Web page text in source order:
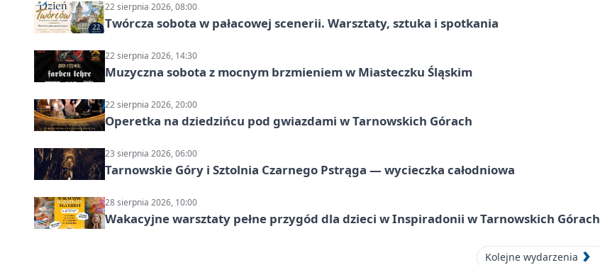
22 sierpnia 2026, 08:00
Twórcza sobota w pałacowej scenerii. Warsztaty, sztuka i spotkania
22 sierpnia 2026, 14:30
Muzyczna sobota z mocnym brzmieniem w Miasteczku Śląskim
22 sierpnia 2026, 20:00
Operetka na dziedzińcu pod gwiazdami w Tarnowskich Górach
23 sierpnia 2026, 06:00
Tarnowskie Góry i Sztolnia Czarnego Pstrąga — wycieczka całodniowa
28 sierpnia 2026, 10:00
Wakacyjne warsztaty pełne przygód dla dzieci w Inspiradonii w Tarnowskich Górach
Kolejne wydarzenia